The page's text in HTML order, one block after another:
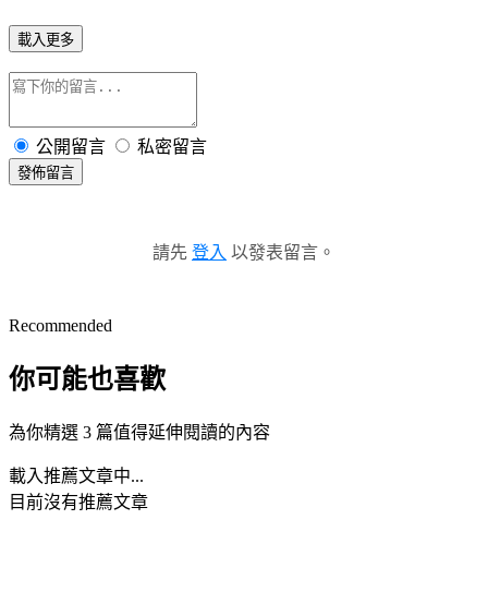
載入更多
公開留言 私密留言
發佈留言
請先 登入 以發表留言。
Recommended
你可能也喜歡
為你精選 3 篇值得延伸閱讀的內容
載入推薦文章中...
目前沒有推薦文章